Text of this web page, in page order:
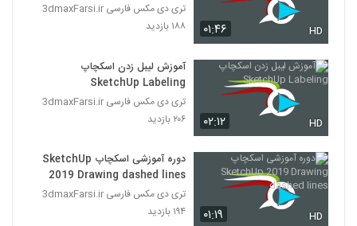
۰۱:۴۶ HD
تری دی مکس فارسی 3dmaxFarsi.ir
۱۸۸ بازدید
۰۲:۱۲ HD
آموزش لیبل زدن اسکچاپ
SketchUp Labeling
تری دی مکس فارسی 3dmaxFarsi.ir
۲۰۶ بازدید
۰۱:۱۹ HD
دوره آموزشی اسکچاپ SketchUp
2019 Drawing dashed lines
تری دی مکس فارسی 3dmaxFarsi.ir
۱۹۴ بازدید